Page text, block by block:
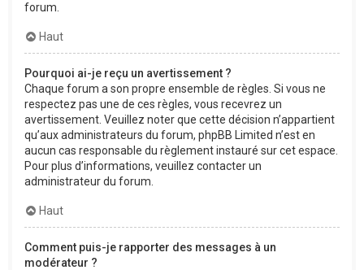
forum.
Haut
Pourquoi ai-je reçu un avertissement ?
Chaque forum a son propre ensemble de règles. Si vous ne
respectez pas une de ces règles, vous recevrez un
avertissement. Veuillez noter que cette décision n’appartient
qu’aux administrateurs du forum, phpBB Limited n’est en
aucun cas responsable du règlement instauré sur cet espace.
Pour plus d’informations, veuillez contacter un
administrateur du forum.
Haut
Comment puis-je rapporter des messages à un
modérateur ?